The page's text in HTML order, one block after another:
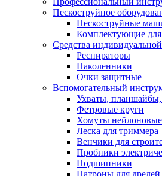
Пескоструйное
Пескоструйные
Комплектующие
Средства
Респираторы
Наколенники
Очки защитные
Вспомогательный
Ухваты, планшайбы,
Фетровые круги
Хомуты нейлоновые
Леска для триммера
Венчики для
Пробники
Подшипники
Патроны для дрелей